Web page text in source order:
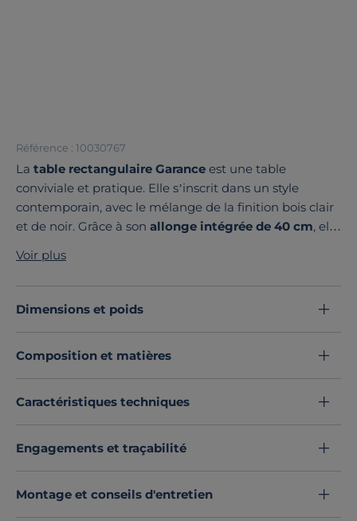
Référence : 10030767
La table rectangulaire Garance est une table
conviviale et pratique. Elle s’inscrit dans un style
contemporain, avec le mélange de la finition bois clair
et de noir. Grâce à son allonge intégrée de 40 cm, elle
Pratique, cette allonge centrale est pensée avec un
système synchronisé. En position fermée, elle se range
sous le plateau.
Voir plus
Dimensions et poids
Composition et matières
Caractéristiques techniques
Engagements et traçabilité
Montage et conseils d'entretien